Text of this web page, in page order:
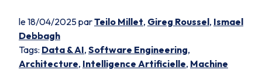
le 18/04/2025 parTeilo Millet, Gireg Roussel, Ismael
Debbagh
Tags: Data & AI, Software Engineering,
Architecture, Intelligence Artificielle, Machine